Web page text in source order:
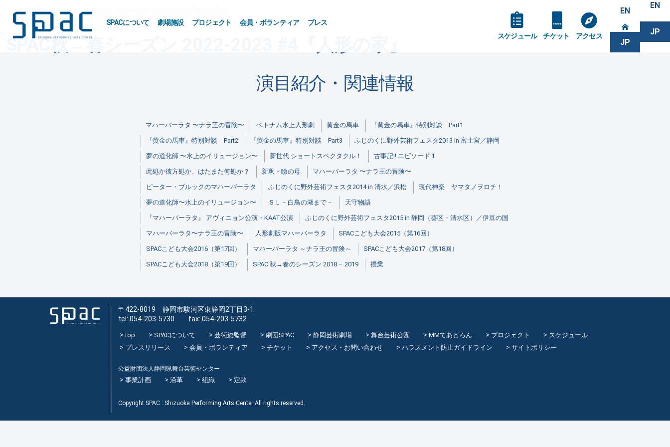
SPACについて 劇場施設 プロジェクト 会員・ボランティア プレス
EN
JP
EN
JP
スケジュール チケット アクセス
top プレスリリース SPAC秋→春シーズン 2022-2023 #4『人形の家』
SPAC秋→春シーズン 2022-2023 #4『人形の家』
演目紹介・関連情報
マハーバーラタ 〜ナラ王の冒険〜 ベトナム水上人形劇 黄金の馬車 『黄金の馬車』特別対談 Part1
『黄金の馬車』特別対談 Part2 『黄金の馬車』特別対談 Part3 ふじのくに野外芸術フェスタ2013 in 富士宮／静岡
夢の道化師 〜水上のイリュージョン〜 新世代 ショートスペクタクル！ 古事記!! エピソード１
此処か彼方処か、はたまた何処か？ 新釈・瞼の母 マハーバーラタ 〜ナラ王の冒険〜
ピーター・ブルックのマハーバーラタ ふじのくに野外芸術フェスタ2014 in 清水／浜松 現代神楽 ヤマタノヲロチ！
夢の道化師〜水上のイリュージョン〜 ＳＬ－白鳥の湖まで－ 天守物語
『マハーバーラタ』 アヴィニョン公演・KAAT公演 ふじのくに野外芸術フェスタ2015 in 静岡（葵区・清水区）／伊豆の国
マハーバーラタ〜ナラ王の冒険〜 人形劇版マハーバーラタ SPACこども大会2015（第16回）
SPACこども大会2016（第17回） マハーバーラタ ～ナラ王の冒険～ SPACこども大会2017（第18回）
SPACこども大会2018（第19回） SPAC 秋→春のシーズン 2018 – 2019 授業
〒422-8019 静岡市駿河区東静岡2丁目3-1
tel: 054-203-5730 fax: 054-203-5732
top SPACについて 芸術総監督 劇団SPAC 静岡芸術劇場 舞台芸術公園 MMてあとろん プロジェクト
スケジュール
プレスリリース
会員・ボランティア チケット アクセス・お問い合わせ ハラスメント防止ガイドライン サイトポリシー
公益財団法人静岡県舞台芸術センター
事業計画 沿革 組織 定款
Copyright SPAC : Shizuoka Performing Arts Center All rights reserved.